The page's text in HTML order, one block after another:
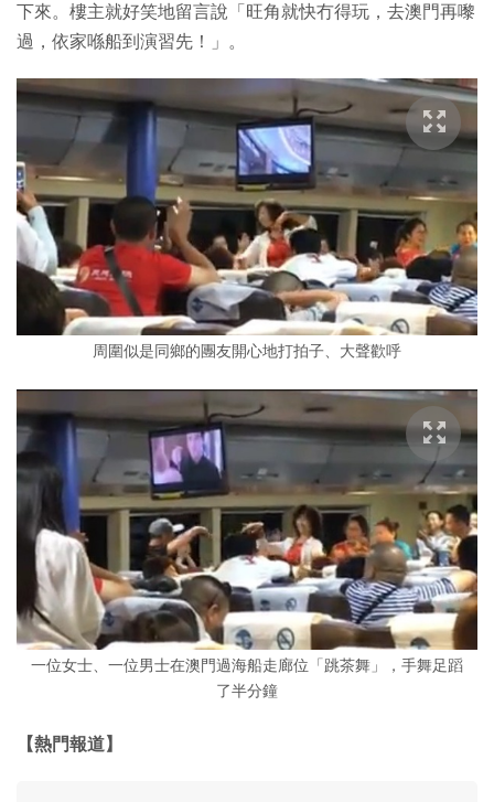
下來。樓主就好笑地留言說「旺角就快冇得玩，去澳門再嚟
過，依家喺船到演習先！」。
周圍似是同鄉的團友開心地打拍子、大聲歡呼
一位女士、一位男士在澳門過海船走廊位「跳茶舞」，手舞足蹈
了半分鐘
【熱門報道】